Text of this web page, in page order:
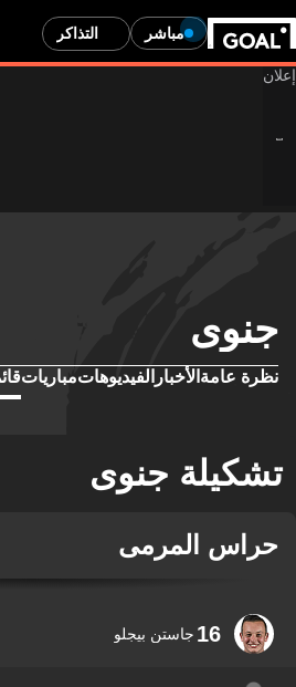
مباشر التذاكر
عامةالأخبارالفيديوهاتمبارياتقائمة
جنوى
المرمى
16 جاستن بيجلو